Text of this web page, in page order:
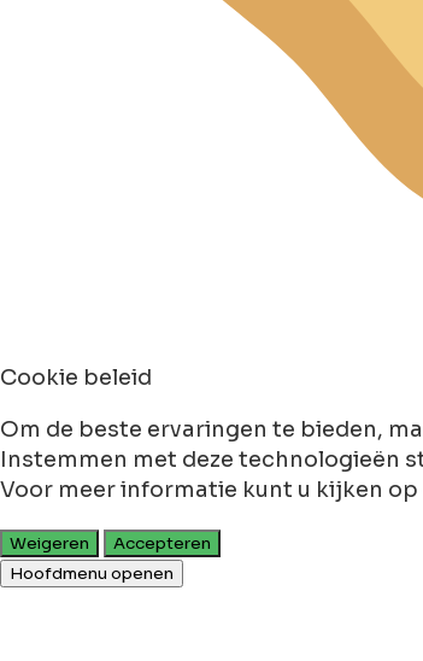
Cookie beleid
Om de beste ervaringen te bieden,
Instemmen met deze technologieën
Voor meer informatie kunt u kijken op
Weigeren
Accepteren
Hoofdmenu openen